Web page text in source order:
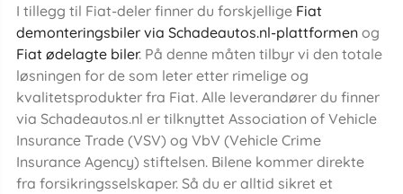
I tillegg til Fiat-deler finner du forskjellige Fiat
demonteringsbiler via Schadeautos.nl-plattformenog
Fiat ødelagte biler. På denne måten tilbyr vi den totale
løsningen for de som leter etter rimelige og
kvalitetsprodukter fra Fiat. Alle leverandører du finner
via Schadeautos.nl er tilknyttet Association of Vehicle
Insurance Trade (VSV) og VbV (Vehicle Crime
Insurance Agency) stiftelsen. Bilene kommer direkte
fra forsikringsselskaper. Så du er alltid sikret et